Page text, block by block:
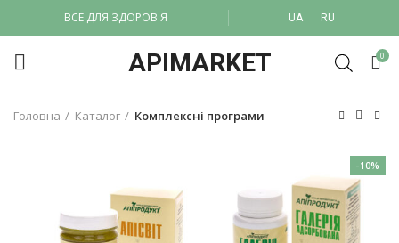
ВСЕ ДЛЯ ЗДОРОВ'Я UA RU
APIMARKET 0
Головна Каталог Комплексні програми
-10%